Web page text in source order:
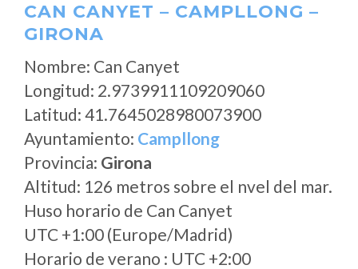
CAN CANYET – CAMPLLONG –
GIRONA
Nombre: Can Canyet
Longitud: 2.9739911109209060
Latitud: 41.7645028980073900
Ayuntamiento: Campllong
Provincia: Girona
Altitud: 126 metros sobre el nvel del mar.
Huso horario de Can Canyet
UTC +1:00 (Europe/Madrid)
Horario de verano : UTC +2:00